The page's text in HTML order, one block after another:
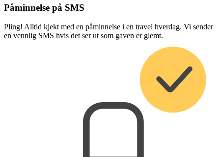
Påminnelse på SMS
Pling! Alltid kjekt med en påminnelse i en travel hverdag. Vi sender
en vennlig SMS hvis det ser ut som gaven er glemt.